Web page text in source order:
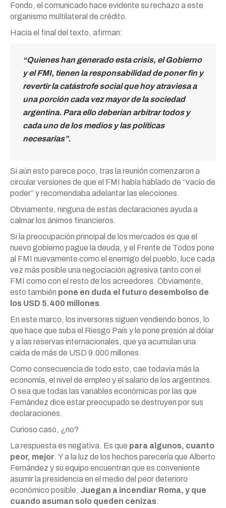
Fondo, el comunicado hace evidente su rechazo a este
organismo multilateral de crédito.
Hacia el final del texto, afirman:
“Quienes han generado esta crisis, el Gobierno
y el FMI, tienen la responsabilidad de poner fin y
revertir lacatástrofe socialque hoy atraviesa a
una porción cada vez mayor de la sociedad
argentina. Para ello deberían arbitrar todos y
cada uno de los medios y las políticas
necesarias”.
Si aún esto parece poco, tras la reunión comenzaron a
circular versiones de que el FMI había hablado de “vacío de
poder” y recomendaba adelantar las elecciones.
Obviamente, ninguna de estas declaraciones ayuda a
calmar los ánimos financieros.
Si la preocupación principal de los mercados es que el
nuevo gobierno pague la deuda, y el Frente de Todos pone
al FMI nuevamente como el enemigo del pueblo, luce cada
vez más posible una negociación agresiva tanto con el
FMI como con el resto de los acreedores. Obviamente,
esto también pone en duda el futuro desembolso de
los USD 5.400 millones.
En este marco, los inversores siguen vendiendo bonos, lo
que hace que suba el Riesgo País y le pone presión al dólar
y a las reservas internacionales, que ya acumulan una
caída de más de USD 9.000 millones.
Como consecuencia de todo esto, cae todavía más la
economía, el nivel de empleo y el salario de los argentinos.
O sea que todas las variables económicas por las que
Fernández dice estar preocupado se destruyen por sus
declaraciones.
Curioso caso, ¿no?
La respuesta es negativa. Es que para algunos, cuanto
peor, mejor. Y a la luz de los hechos parecería que Alberto
Fernández y su equipo encuentran que es conveniente
asumir la presidencia en el medio del peor deterioro
económico posible. Juegan a incendiar Roma, y que
cuando asuman solo queden cenizas.